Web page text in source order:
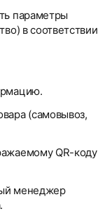
параметры
в соответствии
(самовывоз,
QR-коду
менеджер